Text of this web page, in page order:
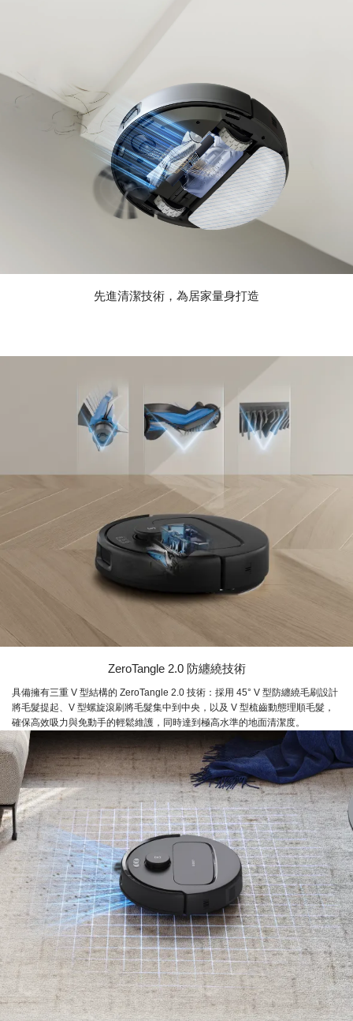
先進清潔技術，為居家量身打造
ZeroTangle 2.0 防纏繞技術
具備擁有三重 V 型結構的 ZeroTangle 2.0 技術：採用 45° V 型防纏繞毛刷設計
將毛髮提起、V 型螺旋滾刷將毛髮集中到中央，以及 V 型梳齒動態理順毛髮，
確保高效吸力與免動手的輕鬆維護，同時達到極高水準的地面清潔度。